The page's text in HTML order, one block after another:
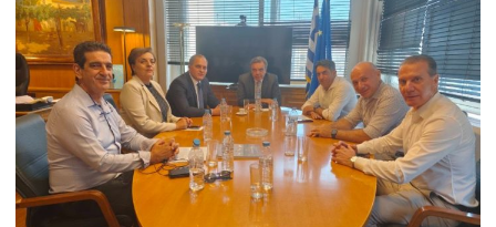
Μύλος
απ’
όλα
σε
προστατεύει.